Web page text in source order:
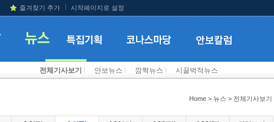
즐겨찾기 추가 시작페이지로 설정
전체기사보기 안보뉴스 깜짝뉴스 시끌벅적뉴스
Home > 뉴스 > 전체기사보기